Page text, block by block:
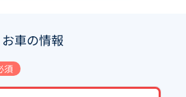
お車の情報
須